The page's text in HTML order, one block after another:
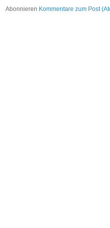
Abonnieren Kommentare zum Post